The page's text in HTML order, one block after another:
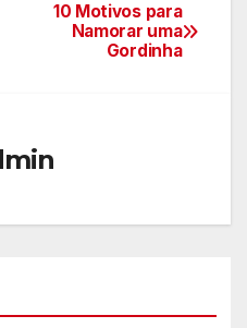
10 Motivos para
Namorar uma
Gordinha